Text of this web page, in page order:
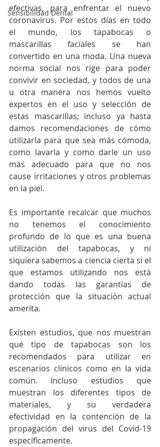
Sensibilidad Dental
efectivas, para enfrentar el nuevo
coronavirus. Por estos días en todo
el mundo, los tapabocas o
mascarillas faciales se han
convertido en una moda. Una nueva
norma social nos rige para poder
convivir en sociedad, y todos de una
u otra manera nos hemos vuelto
expertos en el uso y selección de
estas mascarillas; incluso ya hasta
damos recomendaciones de cómo
utilizarla para que sea más cómoda,
como lavarla y como darle un uso
más adecuado para que no nos
cause irritaciones y otros problemas
en la piel.
Es importante recalcar que muchos
no tenemos el conocimiento
profundo de lo que es una buena
utilización del tapabocas, y ni
siquiera sabemos a ciencia cierta si el
que estamos utilizando nos está
dando todas las garantías de
protección que la situación actual
amerita.
Existen estudios, que nos muestran
qué tipo de tapabocas son los
recomendados para utilizar en
escenarios clínicos como en la vida
común. Incluso estudios que
muestran los diferentes tipos de
materiales, y su verdadera
efectividad en la contención de la
propagación del virus del Covid-19
específicamente.